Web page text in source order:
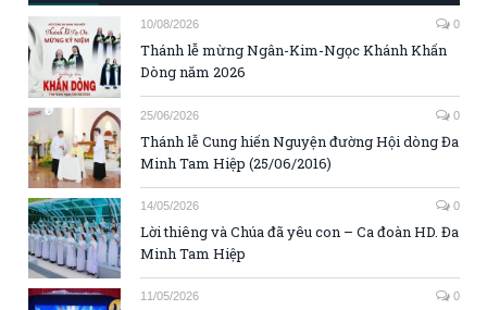
10/08/2026 0
Thánh lễ mừng Ngân-Kim-Ngọc Khánh Khấn
Dòng năm 2026
25/06/2026 0
Thánh lễ Cung hiến Nguyện đường Hội dòng Đa
Minh Tam Hiệp (25/06/2016)
14/05/2026 0
Lời thiêng và Chúa đã yêu con – Ca đoàn HD. Đa
Minh Tam Hiệp
11/05/2026 0